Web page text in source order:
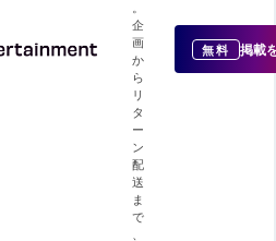
企
画
か
ら
リ
タ
ー
ン
配
送
ま
で
無料 掲載